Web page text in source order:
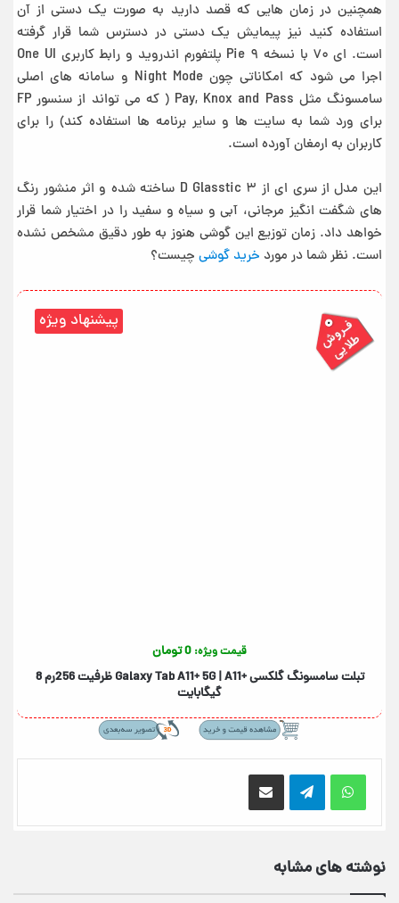
همچنین در زمان هایی که قصد دارید به صورت یک دستی از آن
استفاده کنید نیز پیمایش یک دستی در دسترس شما قرار گرفته
است. ای ۷۰ با نسخه ۹ Pie پلتفورم اندروید و رابط کاربری One UI
اجرا می شود که امکاناتی چون Night Mode و سامانه های اصلی
سامسونگ مثل Pay, Knox and Pass ( که می تواند از سنسور FP
برای ورد شما به سایت ها و سایر برنامه ها استفاده کند) را برای
کاربران به ارمغان آورده است.
این مدل از سری ای از ۳ D Glasstic ساخته شده و اثر منشور رنگ
های شگفت انگیز مرجانی، آبی و سیاه و سفید را در اختیار شما قرار
خواهد داد. زمان توزیع این گوشی هنوز به طور دقیق مشخص نشده
است. نظر شما در مورد خرید گوشی چیست؟
گیگابایت
نوشته های مشابه